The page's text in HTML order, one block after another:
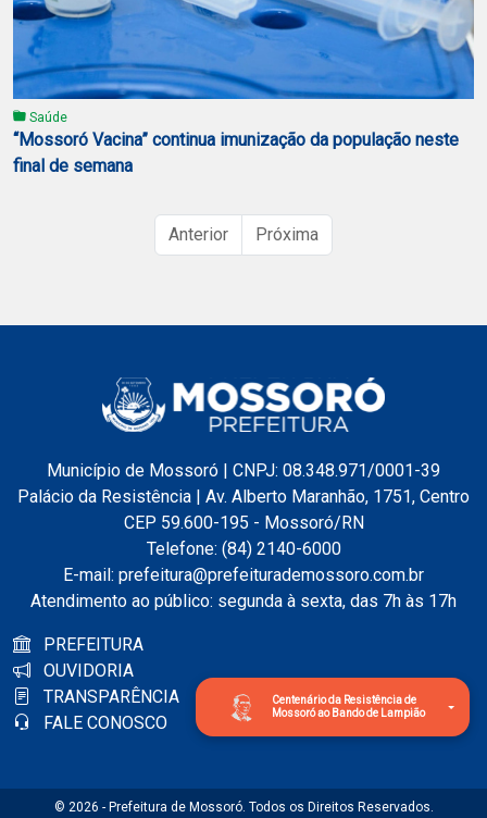
Centenário da Resistência de
Mossoró ao Bando de Lampião
Saúde
“Mossoró Vacina” continua imunização da população neste
final de semana
Anterior Próxima
Município de Mossoró | CNPJ: 08.348.971/0001-39
Palácio da Resistência | Av. Alberto Maranhão, 1751, Centro
CEP 59.600-195 - Mossoró/RN
Telefone: (84) 2140-6000
E-mail: prefeitura@prefeiturademossoro.com.br
Atendimento ao público: segunda à sexta, das 7h às 17h
PREFEITURA
OUVIDORIA
TRANSPARÊNCIA
FALE CONOSCO
© 2026 - Prefeitura de Mossoró. Todos os Direitos Reservados.